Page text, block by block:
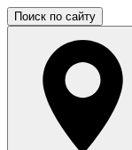
Поиск по сайту